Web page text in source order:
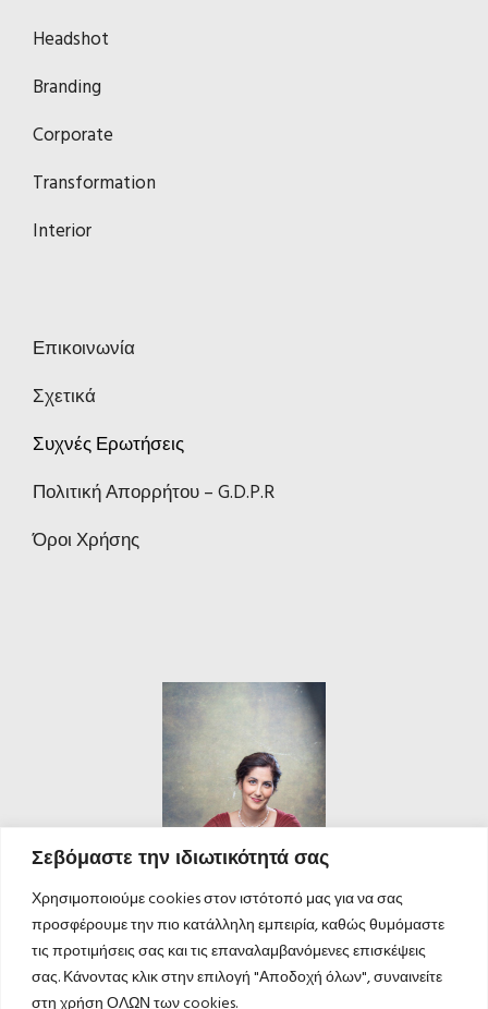
Σεβόμαστε την ιδιωτικότητά σας
Χρησιμοποιούμε cookies στον ιστότοπό μας για να σας
προσφέρουμε την πιο κατάλληλη εμπειρία, καθώς θυμόμαστε
τις προτιμήσεις σας και τις επαναλαμβανόμενες επισκέψεις
σας. Κάνοντας κλικ στην επιλογή "Αποδοχή όλων", συναινείτε
Headshot
Branding
Corporate
Transformation
Interior
Επικοινωνία
Σχετικά
Συχνές Ερωτήσεις
Πολιτική Απορρήτου – G.D.P.R
Όροι Χρήσης